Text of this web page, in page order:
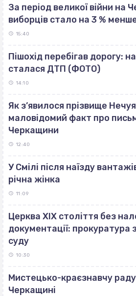
За період великої війни на
виборців стало на 3 %
15:40
Пішохід перебігав дорогу:
сталася ДТП (ФОТО)
14:10
Як з’явилося прізвище
маловідомий факт про
Черкащини
12:40
У Смілі після наїзду
річна жінка
11:09
Церква ХІХ століття без
документації: прокуратура
суду
10:30
Мистецько-краєзнавчу
Черкащині